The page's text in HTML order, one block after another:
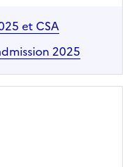
et CSA
2025